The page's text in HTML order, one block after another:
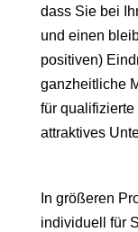
dass Sie bei
und einen
positiven)
ganzheitliche
für
attraktives
In größeren
individuell für